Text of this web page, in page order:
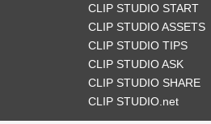
CLIP STUDIO START
CLIP STUDIO ASSETS
CLIP STUDIO TIPS
CLIP STUDIO ASK
CLIP STUDIO SHARE
CLIP STUDIO.net